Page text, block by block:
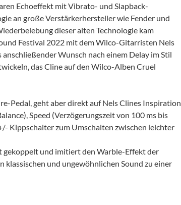
Echoeffekt mit Vibrato- und Slapback-
an große Verstärkerhersteller wie Fender und
dieser alten Technologie kam
Festival 2022 mit dem Wilco-Gitarristen Nels
Wunsch nach einem Delay im Stil
das Cline auf den Wilco-Alben Cruel
Pedal, geht aber direkt auf Nels Clines Inspiration
Speed (Verzögerungszeit von 100 ms bis
Kippschalter zum Umschalten zwischen leichter
und imitiert den Warble-Effekt der
klassischen und ungewöhnlichen Sound zu einer